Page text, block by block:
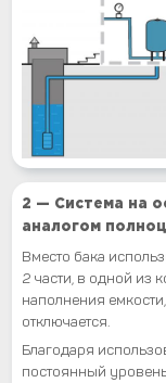
2 — Система на
аналогом
Вместо бака
2 части, в одной из
наполнения
отключается.
Благодаря
постоянный